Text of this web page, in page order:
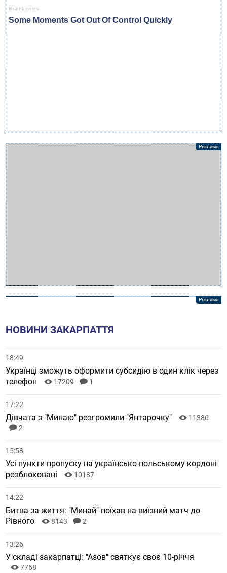
НОВИНИ ЗАКАРПАТТЯ
18:49
Українці зможуть оформити субсидію в один клік через
телефон
17209 1
17:22
Дівчата з "Минаю" розгромили "Янтарочку"
11386
2
15:58
Усі пункти пропуску на українсько-польському кордоні
розблоковані
10187
14:22
Битва за життя: "Минай" поїхав на виїзний матч до
Рівного
8143 2
13:26
У складі закарпатці: "Азов" святкує своє 10-річчя
7768